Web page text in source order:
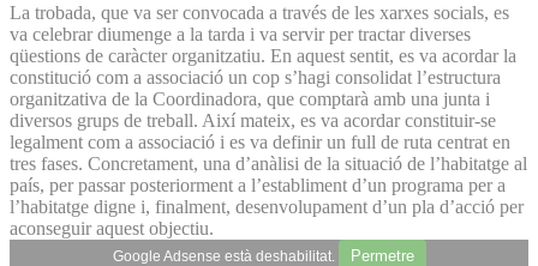
La trobada, que va ser convocada a través de les xarxes socials, es
va celebrar diumenge a la tarda i va servir per tractar diverses
qüestions de caràcter organitzatiu. En aquest sentit, es va acordar la
constitució com a associació un cop s’hagi consolidat l’estructura
organitzativa de la Coordinadora, que comptarà amb una junta i
diversos grups de treball. Així mateix, es va acordar constituir-se
legalment com a associació i es va definir un full de ruta centrat en
tres fases. Concretament, una d’anàlisi de la situació de l’habitatge al
país, per passar posteriorment a l’establiment d’un programa per a
l’habitatge digne i, finalment, desenvolupament d’un pla d’acció per
aconseguir aquest objectiu.
Google Adsense està deshabilitat. Permetre